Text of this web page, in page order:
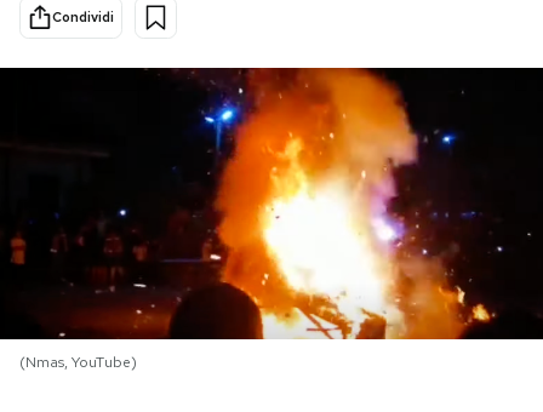
Sport
I MIEI PREFERITI
SHOP
Condividi
(Nmas, YouTube)